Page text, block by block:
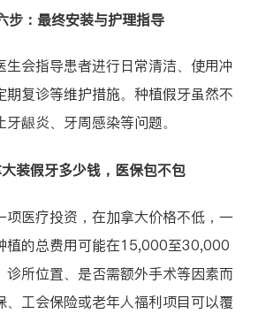
步：最终安装与护理指导
生会指导患者进行日常清洁、使用冲
期复诊等维护措施。种植假牙虽然不
龈炎、牙周感染等问题。
装假牙多少钱，医保包不包
项医疗投资，在加拿大价格不低，一
植的总费用可能在15,000至30,000
诊所位置、是否需额外手术等因素而
、工会保险或老年人福利项目可以覆